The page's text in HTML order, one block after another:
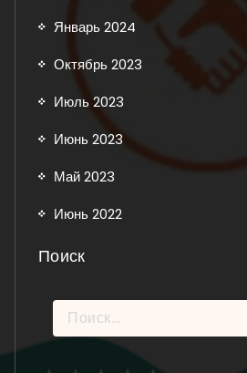
Январь 2024
Октябрь 2023
Июль 2023
Июнь 2023
Май 2023
Июнь 2022
Поиск
Найти: